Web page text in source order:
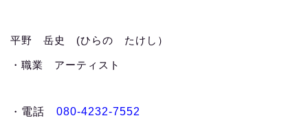
平野 岳史 (ひらの たけし）
・職業 アーティスト
・ 電話 080-4232-7552